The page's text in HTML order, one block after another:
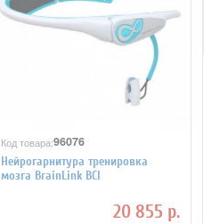
Код товара:96076
Нейрогарнитура тренировка
мозга BrainLink BCI
20 855 р.